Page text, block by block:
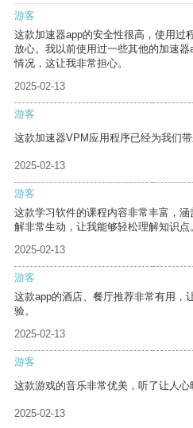
游客
这款加速器app的安全性很高，使用过
放心。我以前使用过一些其他的加速
情况，这让我非常担心。
2025-02-13
游客
这款加速器VPM应用程序已经为我们带
2025-02-13
游客
这款学习软件的课程内容非常丰富，
解非常生动，让我能够轻松理解知识点
2025-02-13
游客
这款app的酒店、餐厅推荐非常有用，
验。
2025-02-13
游客
这款游戏的音乐非常优美，听了让人心
2025-02-13